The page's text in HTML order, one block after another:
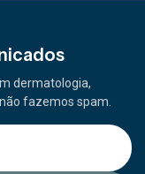
dermatologia,
fazemos spam.